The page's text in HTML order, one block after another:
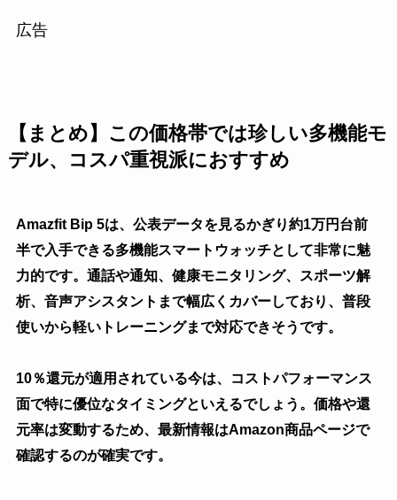
広告
【まとめ】この価格帯では珍しい多機能モ
デル、コスパ重視派におすすめ
Amazfit Bip 5は、公表データを見るかぎり約1万円台前
半で入手できる多機能スマートウォッチとして非常に魅
力的です。通話や通知、健康モニタリング、スポーツ解
析、音声アシスタントまで幅広くカバーしており、普段
使いから軽いトレーニングまで対応できそうです。
10％還元が適用されている今は、コストパフォーマンス
面で特に優位なタイミングといえるでしょう。価格や還
元率は変動するため、最新情報はAmazon商品ページで
確認するのが確実です。